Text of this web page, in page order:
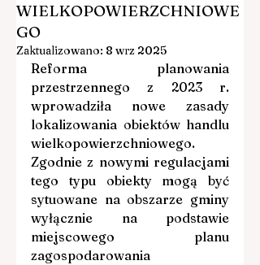
WIELKOPOWIERZCHNIOWE
GO
Zaktualizowano: 8 wrz 2025
Reforma planowania
przestrzennego z 2023 r.
wprowadziła nowe zasady
lokalizowania obiektów handlu
wielkopowierzchniowego.
Zgodnie z nowymi regulacjami
tego typu obiekty mogą być
sytuowane na obszarze gminy
wyłącznie na podstawie
miejscowego planu
zagospodarowania